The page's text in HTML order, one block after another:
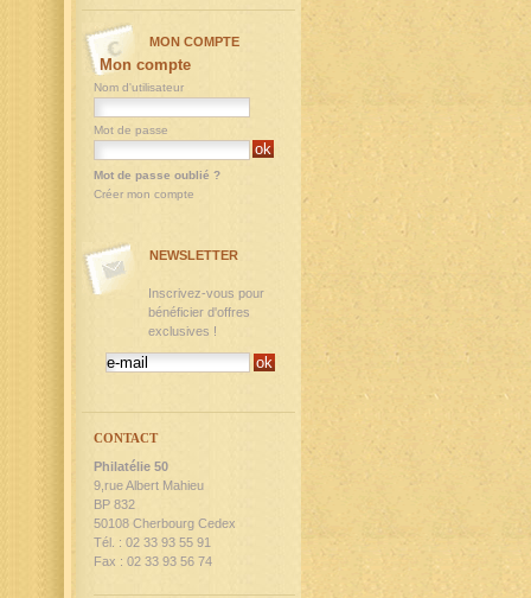
MON COMPTE
Mon compte
Nom d'utilisateur
Mot de passe
Mot de passe oublié ?
Créer mon compte
NEWSLETTER
Inscrivez-vous pour
bénéficier d'offres
exclusives !
CONTACT
Philatélie 50
9,rue Albert Mahieu
BP 832
50108 Cherbourg Cedex
Tél. : 02 33 93 55 91
Fax : 02 33 93 56 74